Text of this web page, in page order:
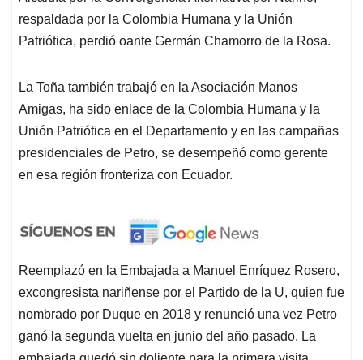
respaldada por la Colombia Humana y la Unión
Patriótica, perdió oante Germán Chamorro de la Rosa.
La Toña también trabajó en la Asociación Manos
Amigas, ha sido enlace de la Colombia Humana y la
Unión Patriótica en el Departamento y en las campañas
presidenciales de Petro, se desempeñó como gerente
en esa región fronteriza con Ecuador.
Reemplazó en la Embajada a Manuel Enríquez Rosero,
excongresista nariñense por el Partido de la U, quien fue
nombrado por Duque en 2018 y renunció una vez Petro
ganó la segunda vuelta en junio del año pasado. La